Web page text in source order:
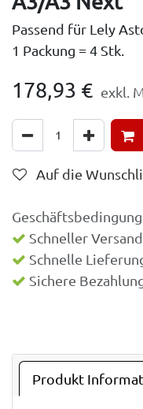
Passend für Lely
1 Packung = 4 Stk.
178,93 € exkl.
Auf die
Schneller Versand
Schnelle
Sichere
Produkt